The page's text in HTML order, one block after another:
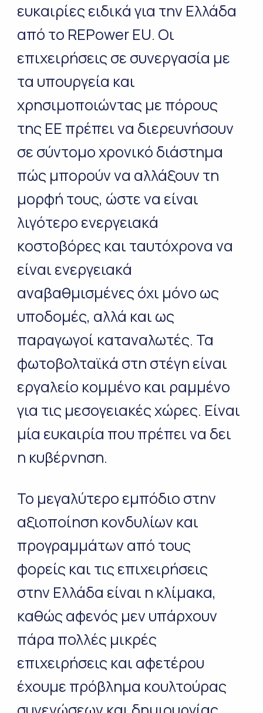
ευκαιρίες ειδικά για την Ελλάδα
από το REPower ΕU. Οι
επιχειρήσεις σε συνεργασία με
τα υπουργεία και
χρησιμοποιώντας με πόρους
της ΕΕ πρέπει να διερευνήσουν
σε σύντομο χρονικό διάστημα
πώς μπορούν να αλλάξουν τη
μορφή τους, ώστε να είναι
λιγότερο ενεργειακά
κοστοβόρες και ταυτόχρονα να
είναι ενεργειακά
αναβαθμισμένες όχι μόνο ως
υποδομές, αλλά και ως
παραγωγοί καταναλωτές. Τα
φωτοβολταϊκά στη στέγη είναι
εργαλείο κομμένο και ραμμένο
για τις μεσογειακές χώρες. Είναι
μία ευκαιρία που πρέπει να δει
η κυβέρνηση.
Το μεγαλύτερο εμπόδιο στην
αξιοποίηση κονδυλίων και
προγραμμάτων από τους
φορείς και τις επιχειρήσεις
στην Ελλάδα είναι η κλίμακα,
καθώς αφενός μεν υπάρχουν
πάρα πολλές μικρές
επιχειρήσεις και αφετέρου
έχουμε πρόβλημα κουλτούρας